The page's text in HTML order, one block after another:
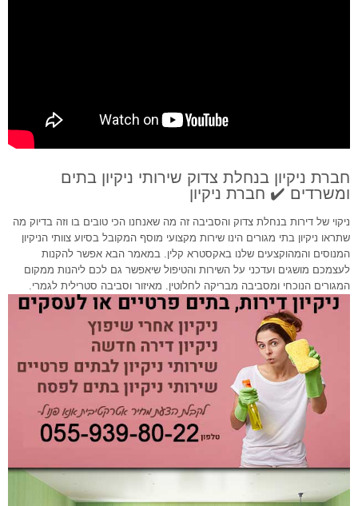
חברת ניקיון בנחלת צדוק שירותי ניקיון בתים
ומשרדים ✔️ חברת ניקיון
ניקוי של דירות בנחלת צדוק והסביבה זה מה שאנחנו הכי טובים בו וזה בדיוק מה
שתראו ניקיון בתי מגורים הינו שירות מקצועי מוסף המקובל בסיוע צוותי הניקיון
המנוסים והמהוקצעים שלנו באקסטרא קלין. במאמר הבא אפשר להקנות
לעצמכם מושגים ועדכני על השירות והטיפול שיאפשר גם לכם ליהנות ממקום
המגורים הנוכחי ומסביבה מבריקה לחלוטין. מאיזור וסביבה סטרילית לגמרי.